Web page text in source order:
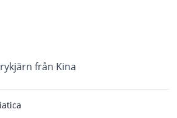
från Kina